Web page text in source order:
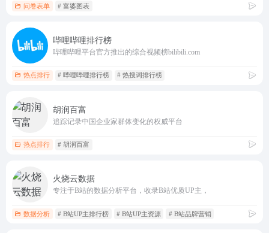
问卷表单 # 富婆图表
哔哩哔哩排行榜
哔哩哔哩平台官方推出的综合视频榜bilibili.com
热点排行 # 哔哩哔哩排行榜 # 热搜词排行榜
胡润百富
追踪记录中国企业家群体变化的权威平台
热点排行 # 胡润百富
火烧云数据
专注于B站的数据分析平台，收录B站优质UP主，
数据分析 # B站UP主排行榜 # B站UP主资源 # B站品牌营销